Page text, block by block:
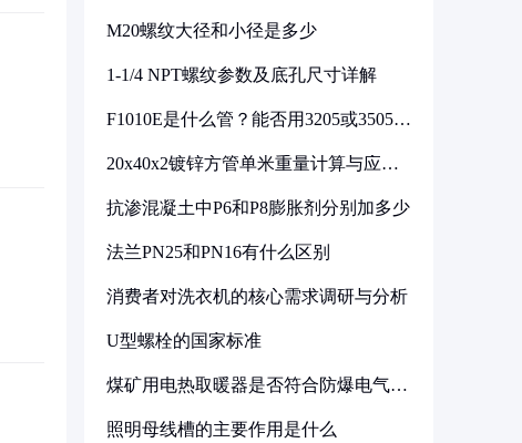
M20螺纹大径和小径是多少
1-1/4 NPT螺纹参数及底孔尺寸详解
F1010E是什么管？能否用3205或3505代
20x40x2镀锌方管单米重量计算与应用
抗渗混凝土中P6和P8膨胀剂分别加多少
法兰PN25和PN16有什么区别
消费者对洗衣机的核心需求调研与分析
U型螺栓的国家标准
煤矿用电热取暖器是否符合防爆电气设
照明母线槽的主要作用是什么